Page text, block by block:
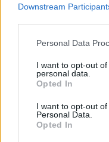
Downstream
Please note that this
not limited to your visit
grant or deny consent
use your data for
consent section.
Personal Data
I want to opt-out
personal data.
Opted In
I want to opt-out
Personal Data.
Opted In